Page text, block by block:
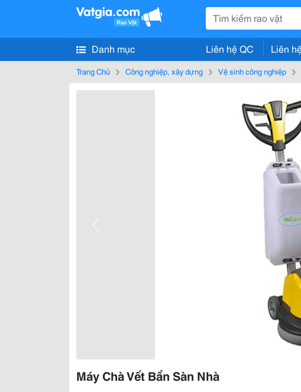
Danh mục Liên hệ QC Liên
Trang Chủ Công nghiệp, xây dựng Vệ sinh công nghiệp
Máy Chà Vết Bẩn Sàn Nhà